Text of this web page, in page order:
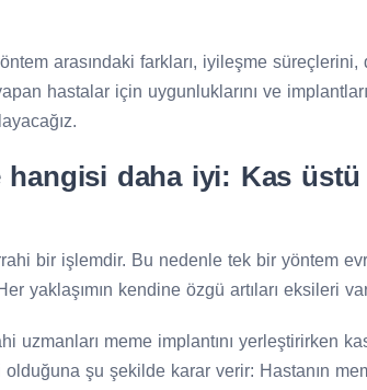
arasındaki farkları, iyileşme süreçlerini,
hastalar için uygunluklarını ve
hangisi daha iyi: Kas
bir işlemdir. Bu nedenle tek bir yöntem
yaklaşımın kendine özgü artıları eksileri
uzmanları meme implantını yerleştirirken
şu şekilde karar verir: Hastanın